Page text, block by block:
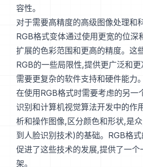
容性。
对于需要高精度的高级图像处理和
RGB格式变体通过使用更宽的位深
扩展的色彩范围和更高的精度。这
RGB的一些局限性,提供更广泛和
需要更复杂的软件支持和硬件能力。
在使用RGB格式时需要考虑的另一
识别和计算机视觉算法开发中的作
析和操作图像,区分颜色和形状,是
到人脸识别技术)的基础。RGB格
促进了这些技术的发展,提供了一
架。